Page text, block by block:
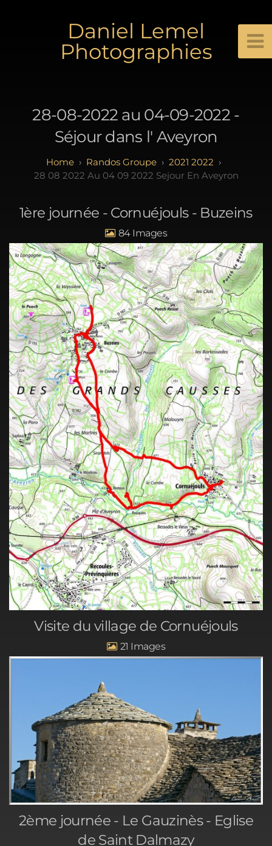
Daniel Lemel
Photographies
28-08-2022 au 04-09-2022 -
Séjour dans l' Aveyron
Randos Groupe
2021 2022
28 08 2022 Au 04 09 2022 Sejour En Aveyron
1ère journée - Cornuéjouls - Buzeins
84
Visite du village de Cornuéjouls
21
2ème journée - Le Gauzinès - Eglise
de Saint Dalmazy